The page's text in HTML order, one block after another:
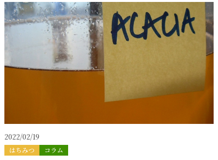
2022/02/19
はちみつ コラム